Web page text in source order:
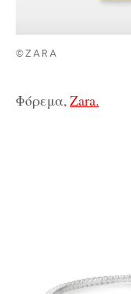
©ZARA
Φόρεμα,Zara.